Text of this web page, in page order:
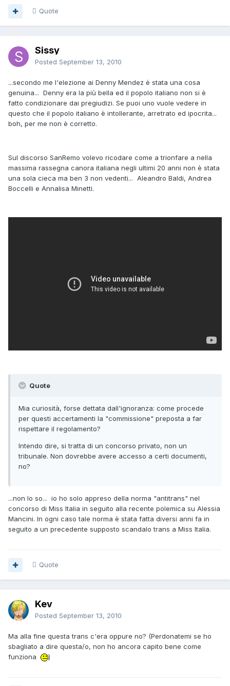
Quote
Sissy
Posted September 13, 2010
...secondo me l'elezione ai Denny Mendez è stata una cosa
genuina... Denny era la più bella ed il popolo italiano non si è
fatto condizionare dai pregiudizi. Se puoi uno vuole vedere in
questo che il popolo italiano è intollerante, arretrato ed ipocrita...
boh, per me non è corretto.
Sul discorso SanRemo volevo ricodare come a trionfare a nella
massima rassegna canora italiana negli ultimi 20 anni non è stata
una sola cieca ma ben 3 non vedenti... Aleandro Baldi, Andrea
Boccelli e Annalisa Minetti.
Quote
Mia curiosità, forse dettata dall'ignoranza: come procede
per questi accertamenti la "commissione" preposta a far
rispettare il regolamento?
Intendo dire, si tratta di un concorso privato, non un
tribunale. Non dovrebbe avere accesso a certi documenti,
no?
...non lo so... io ho solo appreso della norma "antitrans" nel
concorso di Miss Italia in seguito alla recente polemica su Alessia
Mancini. In ogni caso tale norma è stata fatta diversi anni fa in
seguito a un precedente supposto scandalo trans a Miss Italia.
Quote
Kev
Posted September 13, 2010
Ma alla fine questa trans c'era oppure no? (Perdonatemi se ho
sbagliato a dire questa/o, non ho ancora capito bene come
funziona
)